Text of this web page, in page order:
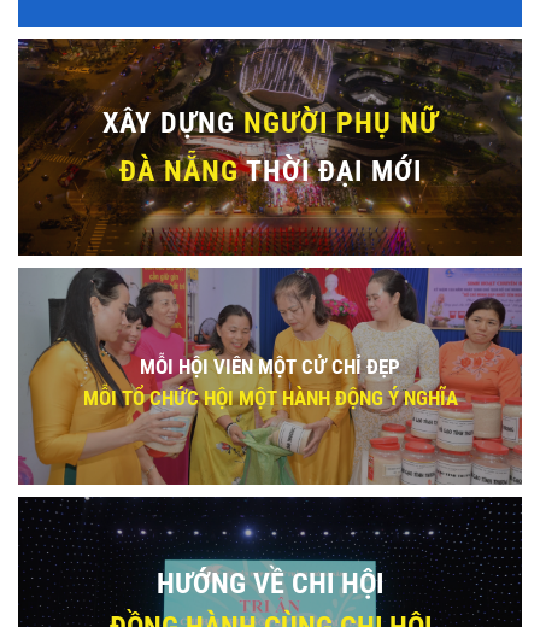
XÂY DỰNGNGƯỜI PHỤ NỮ
ĐÀ NẴNGTHỜI ĐẠI MỚI
MỖI HỘI VIÊN MỘT CỬ CHỈ ĐẸP
MỖI TỔ CHỨC HỘI MỘT HÀNH ĐỘNG Ý NGHĨA
HƯỚNG VỀ CHI HỘI